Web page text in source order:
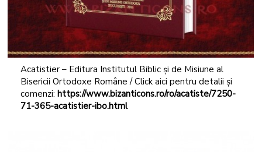
Acatistier – Editura Institutul Biblic și de Misiune al
Bisericii Ortodoxe Române / Click aici pentru detalii și
comenzi: https://www.bizanticons.ro/ro/acatiste/7250-
71-365-acatistier-ibo.html